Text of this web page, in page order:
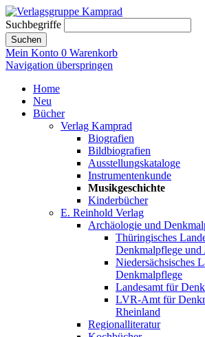
Suchbegriffe
Suchen
Mein Konto 0 Warenkorb
Navigation überspringen
Home
Neu
Bücher
Verlag Kamprad
Biografien
Bildbiografien
Ausstellungskataloge
Instrumentenkunde
Musikgeschichte
Kinderbücher
E. Reinhold Verlag
Archäologie und
Thüringisches
Denkmalpflege und
Niedersächsisches
Denkmalpflege
Landesamt für
LVR-Amt für
Rheinland
Regionalliteratur